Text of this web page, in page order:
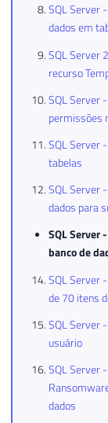
SQL Server
dados em
SQL Server
recurso
SQL Server
permissões
SQL Server
tabelas
SQL Server
dados para
SQL Server
banco de
SQL Server
de 70 itens
SQL Server
usuário
SQL Server
dados